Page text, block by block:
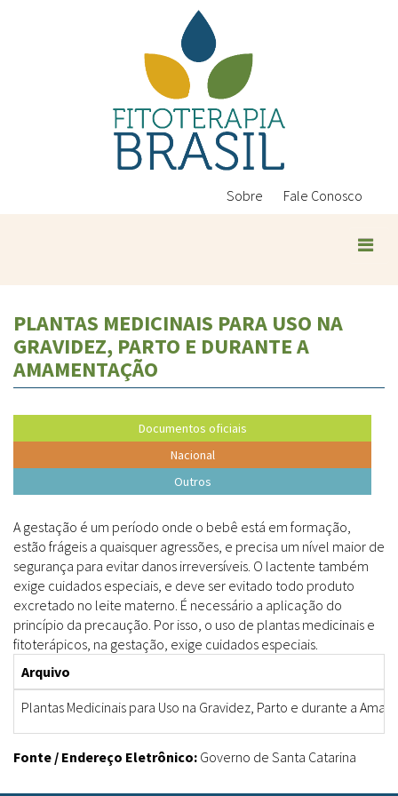
Sobre Fale Conosco
PLANTAS MEDICINAIS PARA USO NA
GRAVIDEZ, PARTO E DURANTE A
AMAMENTAÇÃO
Documentos oficiais
Nacional
Outros
A gestação é um período onde o bebê está em formação,
estão frágeis a quaisquer agressões, e precisa um nível maior de
segurança para evitar danos irreversíveis. O lactente também
exige cuidados especiais, e deve ser evitado todo produto
excretado no leite materno. É necessário a aplicação do
princípio da precaução. Por isso, o uso de plantas medicinais e
fitoterápicos, na gestação, exige cuidados especiais.
Arquivo
Plantas Medicinais para Uso na Gravidez, Parto e durante a
Fonte / Endereço Eletrônico: Governo de Santa Catarina